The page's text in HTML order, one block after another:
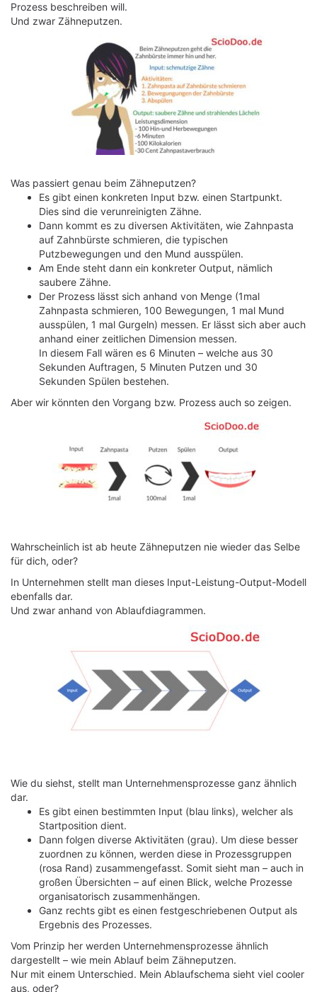
Prozess beschreiben will.
Und zwar Zähneputzen.
Was passiert genau beim Zähneputzen?
Es gibt einen konkreten Input bzw. einen Startpunkt.
Dies sind die verunreinigten Zähne.
Dann kommt es zu diversen Aktivitäten, wie Zahnpasta
auf Zahnbürste schmieren, die typischen
Putzbewegungen und den Mund ausspülen.
Am Ende steht dann ein konkreter Output, nämlich
saubere Zähne.
Der Prozess lässt sich anhand von Menge (1mal
Zahnpasta schmieren, 100 Bewegungen, 1 mal Mund
ausspülen, 1 mal Gurgeln) messen. Er lässt sich aber auch
anhand einer zeitlichen Dimension messen.
In diesem Fall wären es 6 Minuten – welche aus 30
Sekunden Auftragen, 5 Minuten Putzen und 30
Sekunden Spülen bestehen.
Aber wir könnten den Vorgang bzw. Prozess auch so zeigen.
Wahrscheinlich ist ab heute Zähneputzen nie wieder das Selbe
für dich, oder?
In Unternehmen stellt man dieses Input-Leistung-Output-Modell
ebenfalls dar.
Und zwar anhand von Ablaufdiagrammen.
Wie du siehst, stellt man Unternehmensprozesse ganz ähnlich
dar.
Es gibt einen bestimmten Input (blau links), welcher als
Startposition dient.
Dann folgen diverse Aktivitäten (grau). Um diese besser
zuordnen zu können, werden diese in Prozessgruppen
(rosa Rand) zusammengefasst. Somit sieht man – auch in
großen Übersichten – auf einen Blick, welche Prozesse
organisatorisch zusammenhängen.
Ganz rechts gibt es einen festgeschriebenen Output als
Ergebnis des Prozesses.
Vom Prinzip her werden Unternehmensprozesse ähnlich
dargestellt – wie mein Ablauf beim Zähneputzen.
Nur mit einem Unterschied. Mein Ablaufschema sieht viel cooler
aus, oder?